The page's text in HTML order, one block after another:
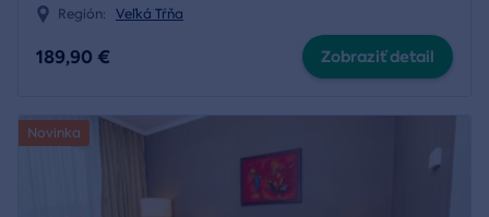
Región: Veľká Tŕňa
189,90 € Zobraziť detail
Novinka